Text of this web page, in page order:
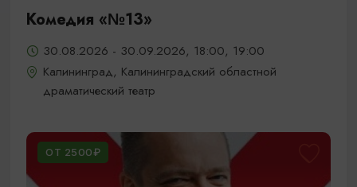
Комедия «№13»
30.08.2026 - 30.09.2026, 18:00, 19:00
Калининград, Калининградский областной
драматический театр
ОТ 2500₽